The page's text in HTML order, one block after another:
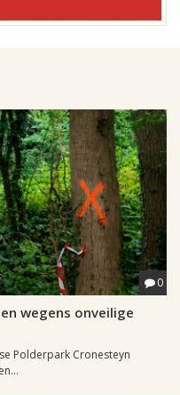
0
wegens onveilige
Polderpark Cronesteyn